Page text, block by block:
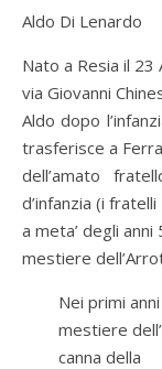
Aldo Di Lenardo
Nato a Resia il 23
via Giovanni
Aldo dopo
trasferisce a
dell’amato
d’infanzia (i
a meta’ degli
mestiere
Nei primi
mestiere
canna della